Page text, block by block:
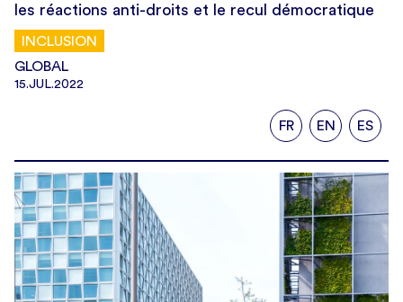
les réactions anti-droits et le recul démocratique
INCLUSION
GLOBAL
15.JUL.2022
FR EN ES